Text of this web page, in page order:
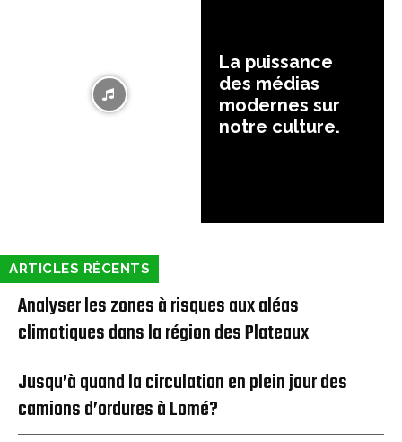
La puissance
des médias
modernes sur
notre culture.
ARTICLES RÉCENTS
Analyser les zones à risques aux aléas
climatiques dans la région des Plateaux
Jusqu’à quand la circulation en plein jour des
camions d’ordures à Lomé?